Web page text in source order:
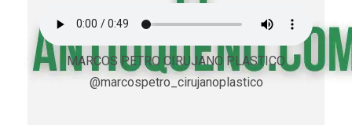
MARCOS PETRO CIRUJANO PLASTICO
@marcospetro_cirujanoplastico